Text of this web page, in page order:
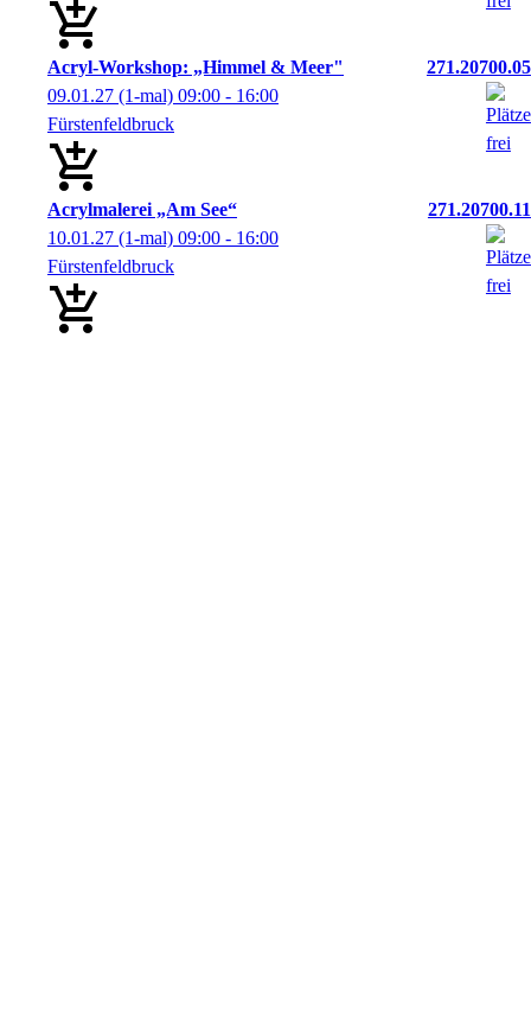
Acryl-Workshop: „Himmel & Meer"
271.20700.05
09.01.27 (1-mal) 09:00 - 16:00
Fürstenfeldbruck
Acrylmalerei „Am See“
271.20700.11
10.01.27 (1-mal) 09:00 - 16:00
Fürstenfeldbruck